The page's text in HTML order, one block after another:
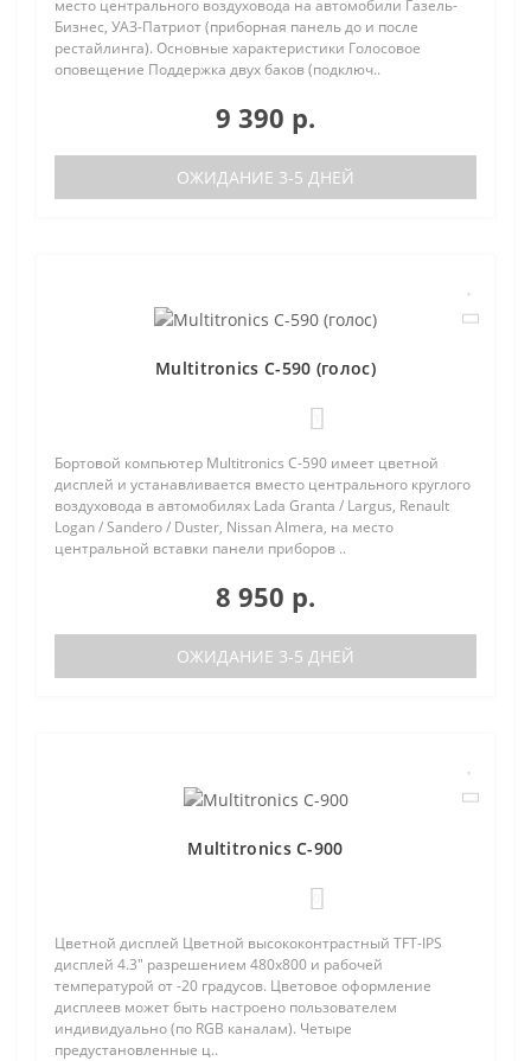
место центрального воздуховода на автомобили Газель-
Бизнес, УАЗ-Патриот (приборная панель до и после
рестайлинга). Основные характеристики Голосовое
оповещение Поддержка двух баков (подключ..
9 390 р.
ОЖИДАНИЕ 3-5 ДНЕЙ
Multitronics C-590 (голос)
Бортовой компьютер Multitronics C-590 имеет цветной
дисплей и устанавливается вместо центрального круглого
воздуховода в автомобилях Lada Granta / Largus, Renault
Logan / Sandero / Duster, Nissan Almera, на место
центральной вставки панели приборов ..
8 950 р.
ОЖИДАНИЕ 3-5 ДНЕЙ
Multitronics C-900
Цветной дисплей Цветной высококонтрастный TFT-IPS
дисплей 4.3" разрешением 480х800 и рабочей
температурой от -20 градусов. Цветовое оформление
дисплеев может быть настроено пользователем
индивидуально (по RGB каналам). Четыре
предустановленные ц..